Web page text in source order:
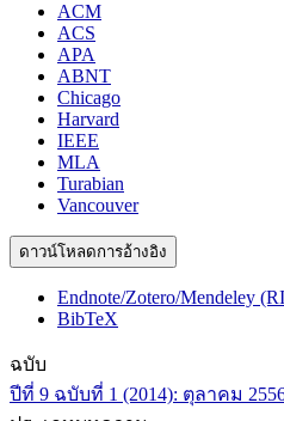
ACM
ACS
APA
ABNT
Chicago
Harvard
IEEE
MLA
Turabian
Vancouver
ดาวน์โหลดการอ้างอิง
Endnote/Zotero/Mendeley
BibTeX
ฉบับ
ปีที่ 9 ฉบับที่ 1 (2014): ตุลาคม